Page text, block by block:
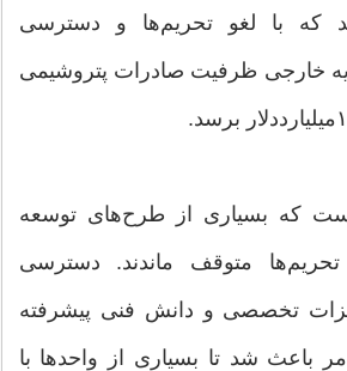
که با لغو تحریم‌ها و دسترسی
خارجی ظرفیت صادرات پتروشیمی
که بسیاری از طرح‌های توسعه
تحریم‌ها متوقف ماندند. دسترسی
تخصصی و دانش فنی پیشرفته
باعث شد تا بسیاری از واحدها با